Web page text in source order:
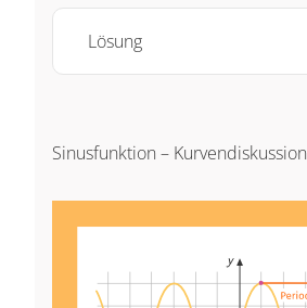
Lösung
Sinusfunktion – Kurvendiskussion